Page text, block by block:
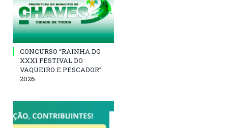
CONCURSO “RAINHA DO
XXXI FESTIVAL DO
VAQUEIRO E PESCADOR”
2026